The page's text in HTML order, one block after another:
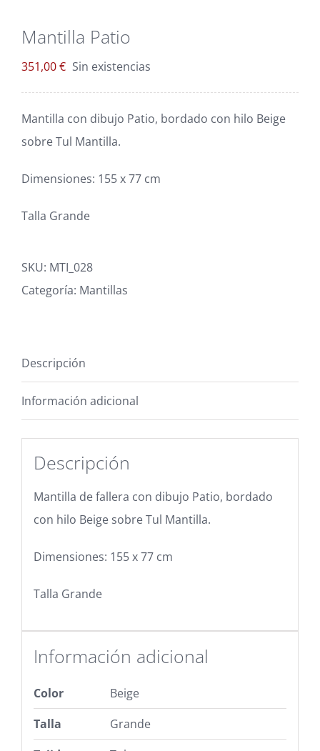
Mantilla Patio
351,00€ Sin existencias
Mantilla con dibujo Patio, bordado con hilo Beige
sobre Tul Mantilla.
Dimensiones: 155 x 77 cm
Talla Grande
SKU: MTI_028
Categoría: Mantillas
Descripción
Información adicional
Descripción
Mantilla de fallera con dibujo Patio, bordado
con hilo Beige sobre Tul Mantilla.
Dimensiones: 155 x 77 cm
Talla Grande
Información adicional
Color
Beige
Talla
Grande